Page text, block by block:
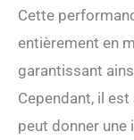
Cette
entièrement en
garantissant
Cependant, il
peut donner